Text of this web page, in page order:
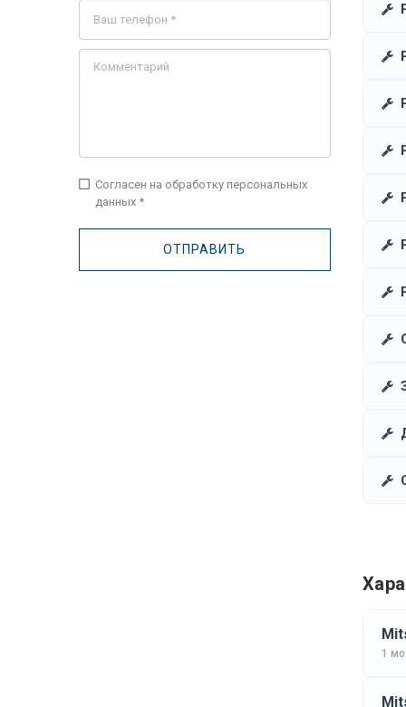
1
check_box_outline_blank Согласен на обработку персональных
данных *